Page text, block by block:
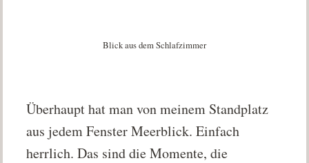
Blick aus dem Schlafzimmer
Überhaupt hat man von meinem Standplatz
aus jedem Fenster Meerblick. Einfach
herrlich. Das sind die Momente, die